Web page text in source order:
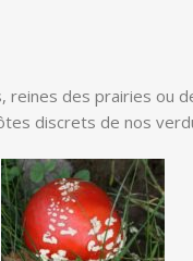
des prairies ou
discrets de nos